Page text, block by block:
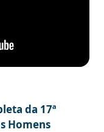
da 17ª
Homens